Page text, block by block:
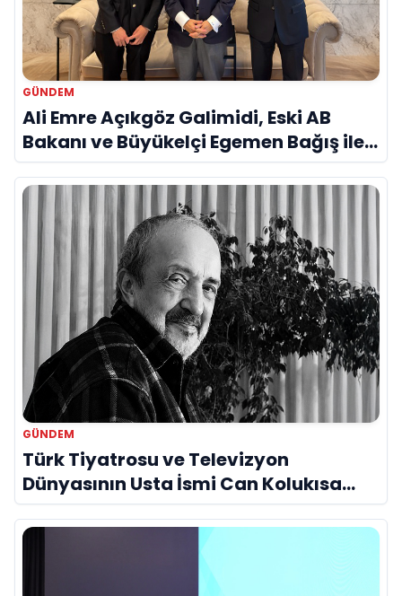
GÜNDEM
Ali Emre Açıkgöz Galimidi, Eski AB
Bakanı ve Büyükelçi Egemen Bağış ile
Bir Araya Geldi
GÜNDEM
Türk Tiyatrosu ve Televizyon
Dünyasının Usta İsmi Can Kolukısa
Hayatını Kaybetti